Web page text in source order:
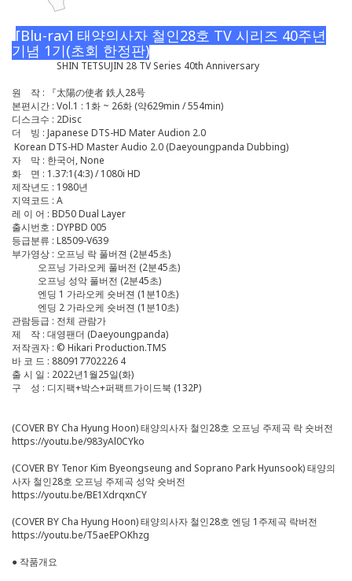
[Blu-ray] 태양의사자 철인28호 TV 시리즈 40주년
기념 1기(초회 한정판)
SHIN TETSUJIN 28 TV Series 40th Anniversary
원 작 : 『太陽の使者 鉄人28号
본편시간 : Vol.1 : 1화 ~ 26화 (약629min / 554min)
디스크수 : 2Disc
더 빙 : Japanese DTS-HD Mater Audion 2.0
Korean DTS-HD Master Audio 2.0 (Daeyoungpanda Dubbing)
자 막 : 한국어, None
화 면 : 1.37:1(4:3) / 1080i HD
제작년도 : 1980년
지역코드 : A
레 이 어 : BD50 Dual Layer
출시번호 : DYPBD 005
등급분류 : L8509-V639
부가영상 : 오프닝 락 풀버젼 (2분45초)
오프닝 가라오케 풀버전 (2분45초)
오프닝 성악 풀버전 (2분45초)
엔딩 1 가라오케 숏버젼 (1분10초)
엔딩 2 가라오케 숏버젼 (1분10초)
관람등급 : 전체 관람가
제 작 : 대영팬더 (Daeyoungpanda)
저작권자 : © Hikari Production.TMS
바 코 드 : 880917702226 4
출 시 일 : 2022년1월25일(화)
구 성 : 디지팩+박스+퍼팩트가이드북 (132P)
(COVER BY Cha Hyung Hoon) 태양의사자 철인28호 오프닝 주제곡 락 숏버전
https://youtu.be/983yAl0CYko
(COVER BY Tenor Kim Byeongseung and Soprano Park Hyunsook) 태양의
사자 철인28호 오프닝 주제곡 성악 숏버전
https://youtu.be/BE1XdrqxnCY
(COVER BY Cha Hyung Hoon) 태양의사자 철인28호 엔딩 1주제곡 락버전
https://youtu.be/T5aeEPOKhzg
● 작품개요